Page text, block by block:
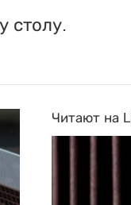
столу.
Читают на